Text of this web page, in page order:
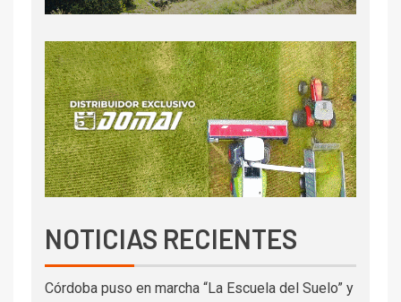
NOTICIAS RECIENTES
Córdoba puso en marcha “La Escuela del Suelo” y